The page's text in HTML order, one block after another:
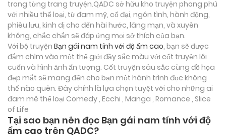
trong từng trang truyện.QADC sở hữu kho truyện phong phú
với nhiều thể loại, từ đam mỹ, cổ đại, ngôn tình, hành động,
phiêu lưu, kinh dị cho đến hài hước, lãng mạn, và xuyên
không, chắc chắn sẽ đáp ứng mọi sở thích của bạn.
Với bộ truyện Bạn gái nam tính với độ ẩm cao, bạn sẽ được
đắm chìm vào một thế giới đầy sắc màu với cốt truyện lôi
cuốn và hình ảnh ấn tượng. Cốt truyện sâu sắc cùng đồ họa
đẹp mắt sẽ mang đến cho bạn một hành trình đọc không
thể nào quên. Đây chính là lựa chọn tuyệt vời cho những ai
đam mê thể loại Comedy , Ecchi , Manga , Romance , Slice
of Life
Tại sao bạn nên đọc Bạn gái nam tính với độ
ẩm cao trên QADC?